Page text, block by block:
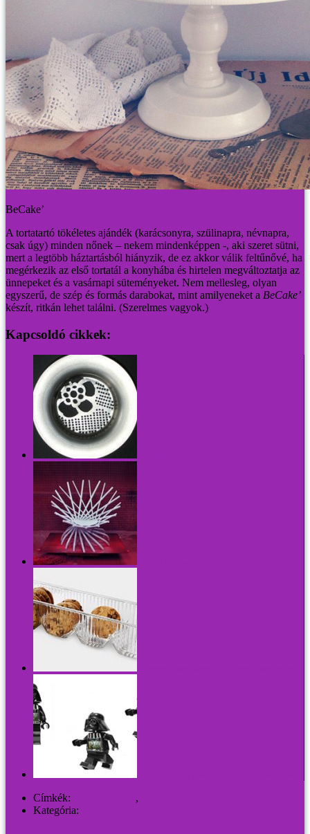
BeCake’
A tortatartó tökéletes ajándék (karácsonyra, szülinapra, névnapra,
csak úgy) minden nőnek – nekem mindenképpen -, aki szeret sütni,
mert a legtöbb háztartásból hiányzik, de ez akkor válik feltűnővé, ha
megérkezik az első tortatál a konyhába és hirtelen megváltoztatja az
ünnepeket és a vasárnapi süteményeket. Nem mellesleg, olyan
egyszerű, de szép és formás darabokat, mint amilyeneket a BeCake’
készít, ritkán lehet találni. (Szerelmes vagyok.)
Kapcsoldó cikkek:
Címkék: ,
Kategória: